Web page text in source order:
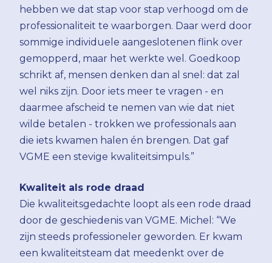
hebben we dat stap voor stap verhoogd om de
professionaliteit te waarborgen. Daar werd door
sommige individuele aangeslotenen flink over
gemopperd, maar het werkte wel. Goedkoop
schrikt af, mensen denken dan al snel: dat zal
wel niks zijn. Door iets meer te vragen - en
daarmee afscheid te nemen van wie dat niet
wilde betalen - trokken we professionals aan
die iets kwamen halen én brengen. Dat gaf
VGME een stevige kwaliteitsimpuls.”
Kwaliteit als rode draad
Die kwaliteitsgedachte loopt als een rode draad
door de geschiedenis van VGME. Michel: “We
zijn steeds professioneler geworden. Er kwam
een kwaliteitsteam dat meedenkt over de